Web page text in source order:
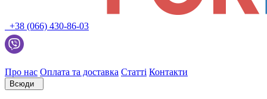
+38 (066) 430-86-03
Про нас Оплата та доставка Статті Контакти
Всюди